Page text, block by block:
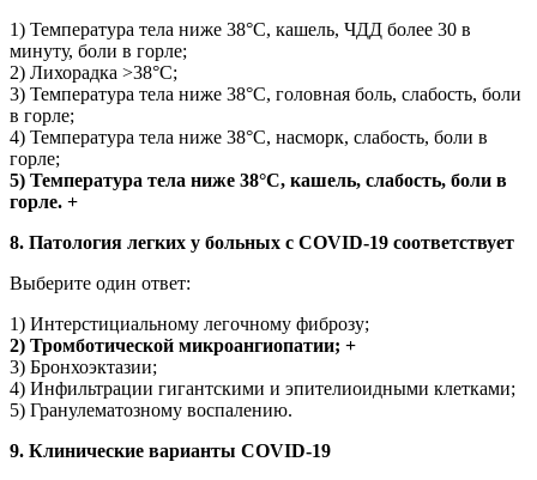
1) Температура тела ниже 38°С, кашель, ЧДД более 30 в
минуту, боли в горле;
2) Лихорадка >38°С;
3) Температура тела ниже 38°С, головная боль, слабость, боли
в горле;
4) Температура тела ниже 38°С, насморк, слабость, боли в
горле;
5) Температура тела ниже 38°С, кашель, слабость, боли в
горле. +
8. Патология легких у больных с COVID-19 соответствует
Выберите один ответ:
1) Интерстициальному легочному фиброзу;
2) Тромботической микроангиопатии; +
3) Бронхоэктазии;
4) Инфильтрации гигантскими и эпителиоидными клетками;
5) Гранулематозному воспалению.
9. Клинические варианты COVID-19